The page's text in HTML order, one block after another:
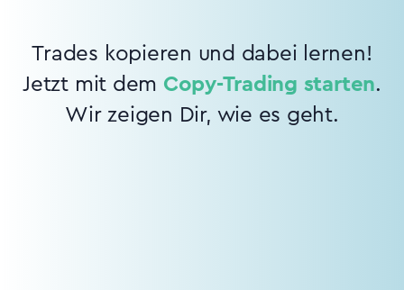
Trades kopieren und dabei lernen!
Jetzt mit dem Copy-Trading starten.
Wir zeigen Dir, wie es geht.